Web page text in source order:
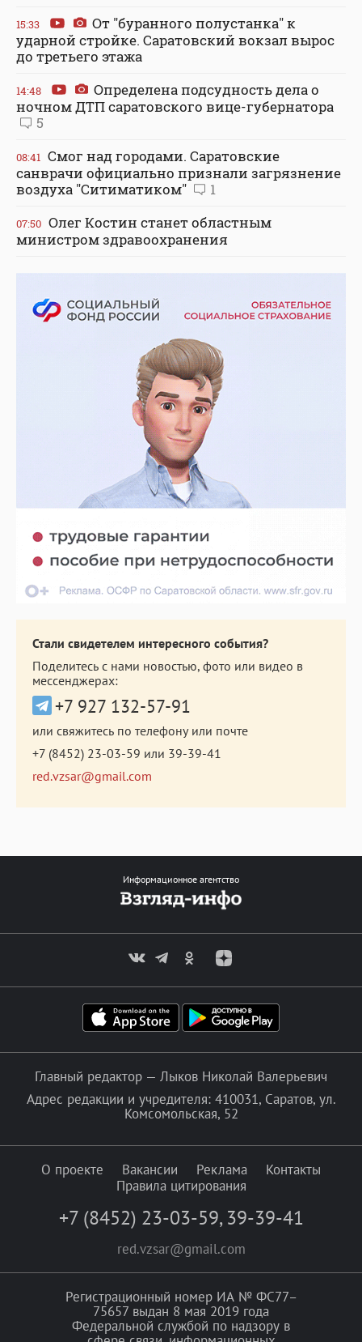
15:33
От "буранного полустанка" к
ударной стройке. Саратовский вокзал вырос
до третьего этажа
14:48
Определена подсудность дела о
ночном ДТП саратовского вице-губернатора
5
08:41 Смог над городами. Саратовские
санврачи официально признали загрязнение
воздуха "Ситиматиком"
1
07:50 Олег Костин станет областным
министром здравоохранения
Стали свидетелем интересного события?
Поделитесь с нами новостью, фото или видео в
мессенджерах:
+7 927 132-57-91
или свяжитесь по телефону или почте
+7 (8452) 23-03-59 или 39-39-41
red.vzsar@gmail.com
Информационное агентство
Главный редактор — Лыков Николай Валерьевич
Адрес редакции и учредителя: 410031, Саратов, ул.
Комсомольская, 52
О проекте Вакансии Реклама
Контакты
Правила цитирования
+7 (8452) 23-03-59, 39-39-41
red.vzsar@gmail.com
Регистрационный номер ИА № ФС77–
75657 выдан 8 мая 2019 года
Федеральной службой по надзору в